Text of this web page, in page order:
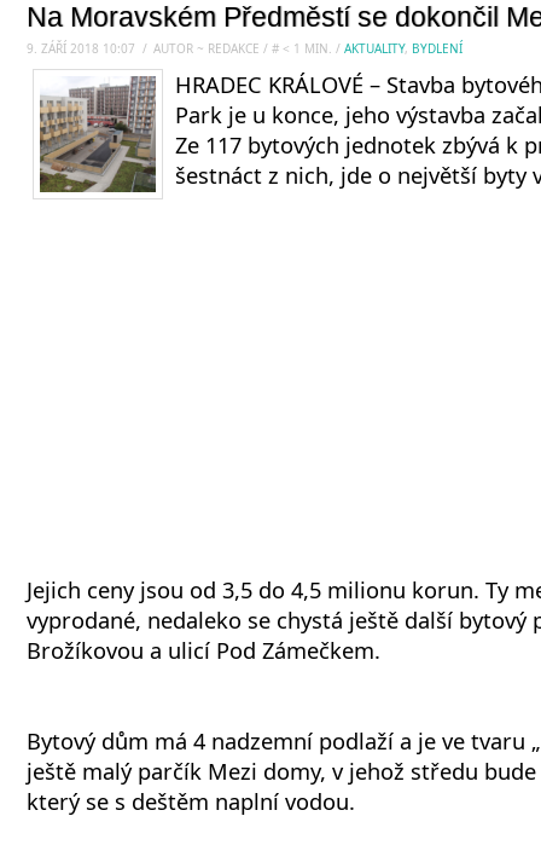
Na Moravském Předměstí se dokončil
9. ZÁŘÍ 2018 10:07 / AUTOR ~ REDAKCE / # < 1 MIN. / AKTUALITY, BYDLENÍ
HRADEC KRÁLOVÉ – Stavba
Park je u konce, jeho výstavba
Ze 117 bytových jednotek zbývá k
šestnáct z nich, jde o největší byty
Jejich ceny jsou od 3,5 do 4,5 milionu korun. Ty
vyprodané, nedaleko se chystá ještě další bytový
Brožíkovou a ulicí Pod Zámečkem.
Bytový dům má 4 nadzemní podlaží a je ve tvaru
ještě malý parčík Mezi domy, v jehož středu
který se s deštěm naplní vodou.